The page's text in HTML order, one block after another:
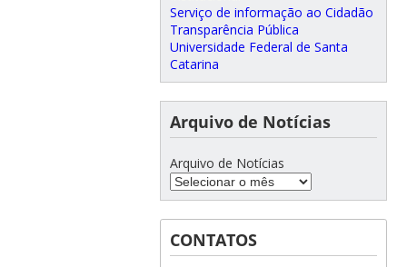
Serviço de informação ao Cidadão
Transparência Pública
Universidade Federal de Santa
Catarina
Arquivo de Notícias
Arquivo de Notícias
CONTATOS